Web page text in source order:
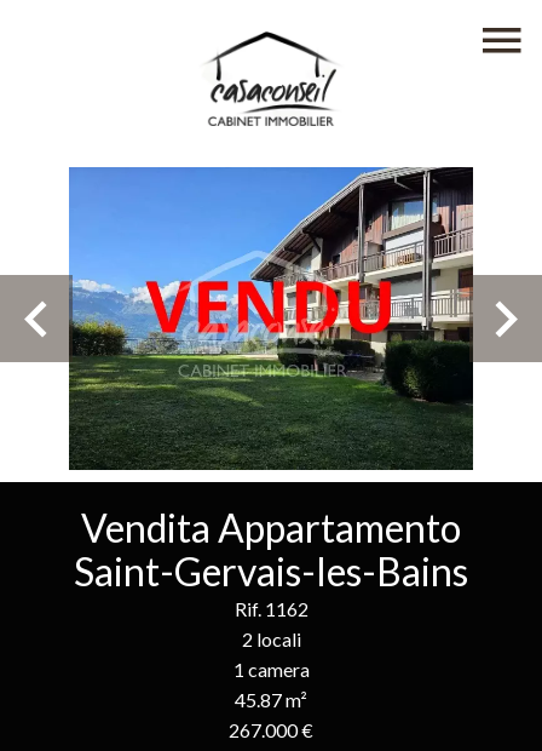
Vendita Appartamento
Saint-Gervais-les-Bains
Rif. 1162
2 locali
1 camera
45.87 m²
267.000 €